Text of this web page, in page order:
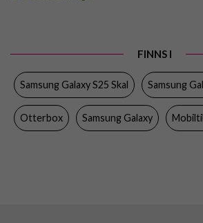
MagSafe-
Färg
Material Hårdplast
Varumärke
FINNS I
Samsung Galaxy S25 Skal Samsung
Otterbox Samsung Galaxy